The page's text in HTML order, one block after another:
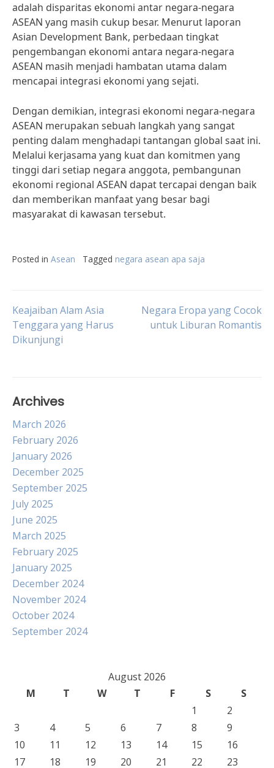
adalah disparitas ekonomi antar negara-negara
ASEAN yang masih cukup besar. Menurut laporan
Asian Development Bank, perbedaan tingkat
pengembangan ekonomi antara negara-negara
ASEAN masih menjadi hambatan utama dalam
mencapai integrasi ekonomi yang sejati.
Dengan demikian, integrasi ekonomi negara-negara
ASEAN merupakan sebuah langkah yang sangat
penting dalam menghadapi tantangan global saat ini.
Melalui kerjasama yang kuat dan komitmen yang
tinggi dari setiap negara anggota, pembangunan
ekonomi regional ASEAN dapat tercapai dengan baik
dan memberikan manfaat yang besar bagi
masyarakat di kawasan tersebut.
Posted in Asean Tagged negara asean apa saja
Post
navigation
Keajaiban Alam Asia
Tenggara yang Harus
Dikunjungi
Negara Eropa yang Cocok
untuk Liburan Romantis
Archives
March 2026
February 2026
January 2026
December 2025
September 2025
July 2025
June 2025
March 2025
February 2025
January 2025
December 2024
November 2024
October 2024
September 2024
August 2026
M
T W T F S
S
1
2
3
4 5 6 7 8
9
10
11 12 13 14 15
16
17
18 19 20 21 22 23